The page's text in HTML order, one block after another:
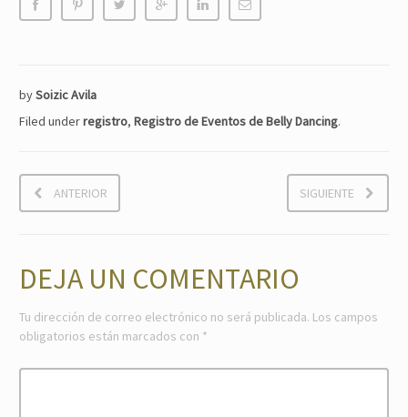
bySoizic Avila
Filed underregistro, Registro de Eventos de Belly Dancing.
ANTERIOR SIGUIENTE
DEJA UN COMENTARIO
Tu dirección de correo electrónico no será publicada. Los campos
obligatorios están marcados con *